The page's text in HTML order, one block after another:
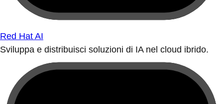
Red Hat AI
Sviluppa e distribuisci soluzioni di IA nel cloud ibrido.